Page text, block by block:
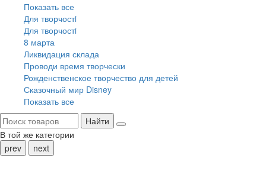
Показать все
Для творчостi
Для творчостi
8 марта
Ликвидация склада
Проводи время творчески
Рожденственское творчество для детей
Сказочный мир Disney
Показать все
Найти
В той же категории
prev
next